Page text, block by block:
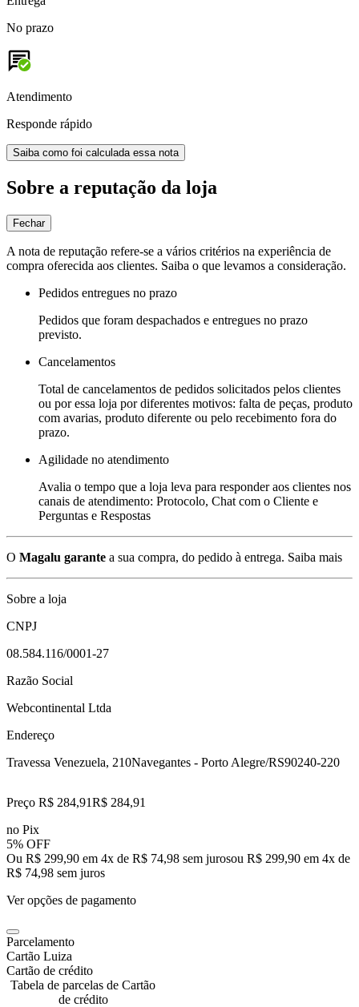
No prazo
Atendimento
Responde rápido
Saiba como foi calculada essa nota
Sobre a reputação da loja
Fechar
A nota de reputação refere-se a vários critérios na experiência de
compra oferecida aos clientes. Saiba o que levamos a consideração.
Pedidos entregues no prazo
Pedidos que foram despachados e entregues no prazo
previsto.
Cancelamentos
Total de cancelamentos de pedidos solicitados pelos clientes
ou por essa loja por diferentes motivos: falta de peças, produto
com avarias, produto diferente ou pelo recebimento fora do
prazo.
Agilidade no atendimento
Avalia o tempo que a loja leva para responder aos clientes nos
canais de atendimento: Protocolo, Chat com o Cliente e
Perguntas e Respostas
O Magalu garante a sua compra, do pedido à entrega. Saiba mais
Sobre a loja
CNPJ
08.584.116/0001-27
Razão Social
Webcontinental Ltda
Endereço
Travessa Venezuela, 210Navegantes - Porto Alegre/RS90240-220
Preço R$ 284,91R$ 284,91
no Pix
5% OFF
Ou R$ 299,90 em 4x de R$ 74,98 sem jurosou R$ 299,90 em 4x de
R$ 74,98 sem juros
Ver opções de pagamento
Parcelamento
Cartão Luiza
Cartão de crédito
Tabela de parcelas de Cartão
de crédito